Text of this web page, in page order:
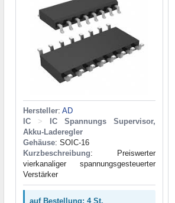
Hersteller: AD
IC
>
IC Spannungs Supervisor,
Akku-Laderegler
Gehäuse: SOIC-16
Kurzbeschreibung: Preiswerter
vierkanaliger spannungsgesteuerter
Verstärker
auf Bestellung: 4 St.